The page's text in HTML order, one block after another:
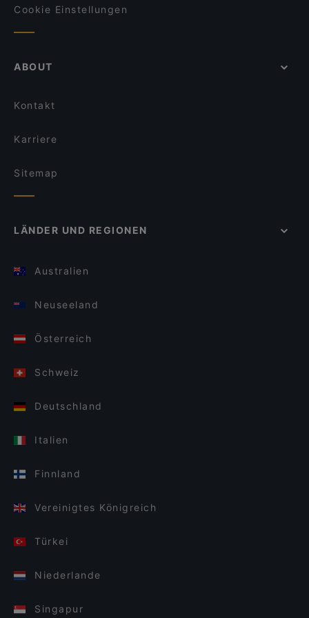
Cookie Einstellungen
ABOUT
Kontakt
Karriere
Sitemap
LÄNDER UND REGIONEN
Australien
Neuseeland
Österreich
Schweiz
Deutschland
Italien
Finnland
Vereinigtes Königreich
Türkei
Niederlande
Singapur